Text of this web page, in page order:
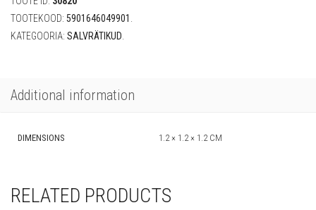
tk)
quantity
TOOTEKOOD: 5901646049901
KATEGOORIA: SALVRÄTIKUD
Additional information
DIMENSIONS 1.2 × 1.2 × 1.2 CM
RELATED PRODUCTS